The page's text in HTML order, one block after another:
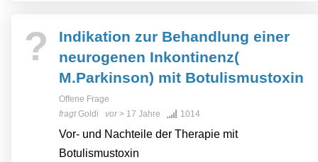
?
Indikation zur Behandlung einer
neurogenen Inkontinenz(
M.Parkinson) mit Botulismustoxin
Offene Frage
fragtGoldi vor> 17 Jahre 1014
Vor- und Nachteile der Therapie mit
Botulismustoxin